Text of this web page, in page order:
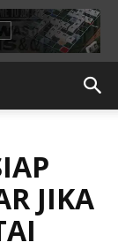
JIKA